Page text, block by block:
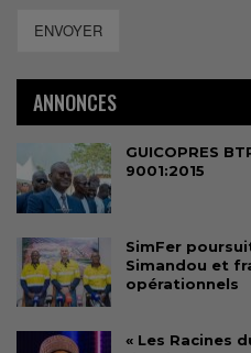
ENVOYER
ANNONCES
GUICOPRES
9001:2015
SimFer
Simandou et
opérationnels
« Les Racines